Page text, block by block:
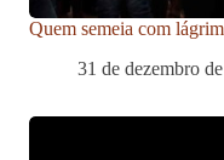
Quem semeia com
31 de dezembro